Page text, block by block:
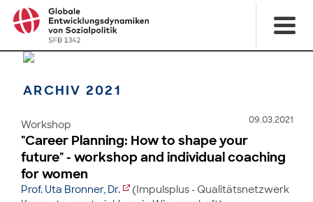
ARCHIV 2021
09.03.2021
Workshop
"Career Planning: How to shape your
future" - workshop and individual coaching
for women
Prof. Uta Bronner, Dr.
(Impulsplus - Qualitätsnetzwerk